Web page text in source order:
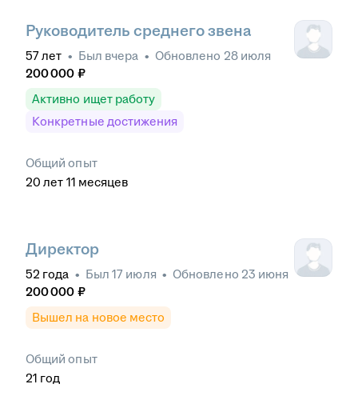
Руководитель среднего звена
57лет • Был вчера • Обновлено 28 июля
200 000 ₽
Активно ищет работу
Конкретные достижения
Общий опыт
20 лет 11 месяцев
Директор
52 года • Был 17 июля • Обновлено 23 июня
200 000 ₽
Вышел на новое место
Общий опыт
21 год